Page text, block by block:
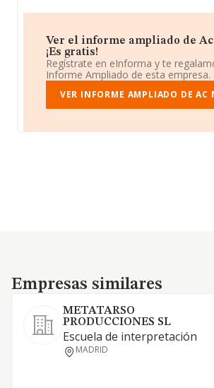
Ver el informe ampliado de Ac
¡Es gratis!
Regístrate en eInforma y te
Informe Ampliado de esta empresa.
VER INFORME AMPLIADO DE AC
Empresas similares
Empresas similares
METATARSO
PRODUCCIONES SL
Escuela de interpretación
MADRID